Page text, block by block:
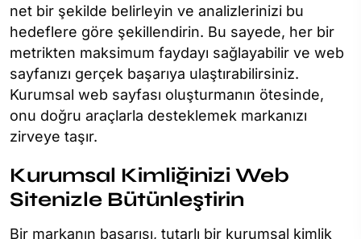
net bir şekilde belirleyin ve analizlerinizi bu
hedeflere göre şekillendirin. Bu sayede, her bir
metrikten maksimum faydayı sağlayabilir ve web
sayfanızı gerçek başarıya ulaştırabilirsiniz.
Kurumsal web sayfası oluşturmanın ötesinde,
onu doğru araçlarla desteklemek markanızı
zirveye taşır.
Kurumsal Kimliğinizi Web
Sitenizle Bütünleştirin
Bir markanın başarısı, tutarlı bir kurumsal kimlik